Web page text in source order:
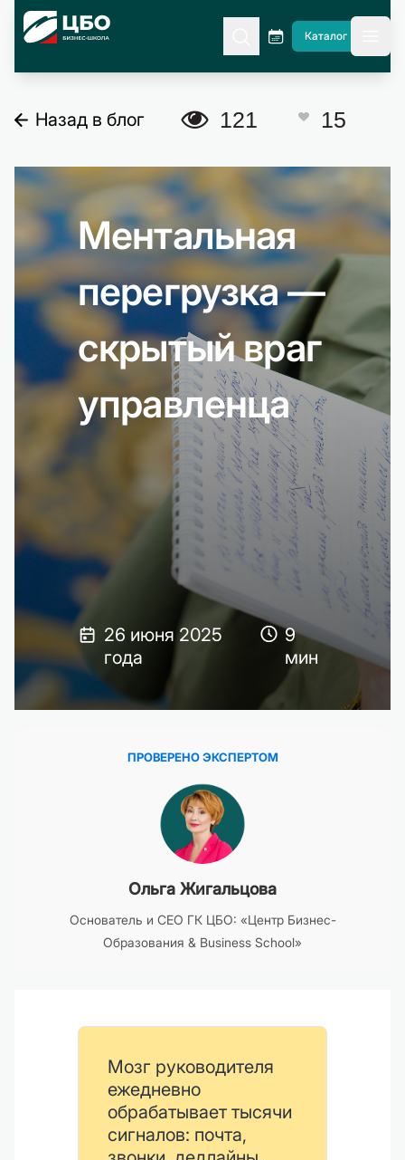
CBO
Каталог
Назад в блог A 121 C 15
Ментальная
перегрузка —
скрытый враг
управленца
26 июня 2025
года
9
мин
ПРОВЕРЕНО ЭКСПЕРТОМ
Ольга Жигальцова
Основатель и CEO ГК ЦБО: «Центр Бизнес-
Образования & Business School»
Мозг руководителя
ежедневно
обрабатывает тысячи
сигналов: почта,